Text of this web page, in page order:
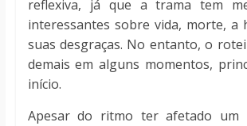
reflexiva, já que a trama tem
interessantes sobre vida, morte, a
suas desgraças. No entanto, o
demais em alguns momentos,
início.
Apesar do ritmo ter afetado um